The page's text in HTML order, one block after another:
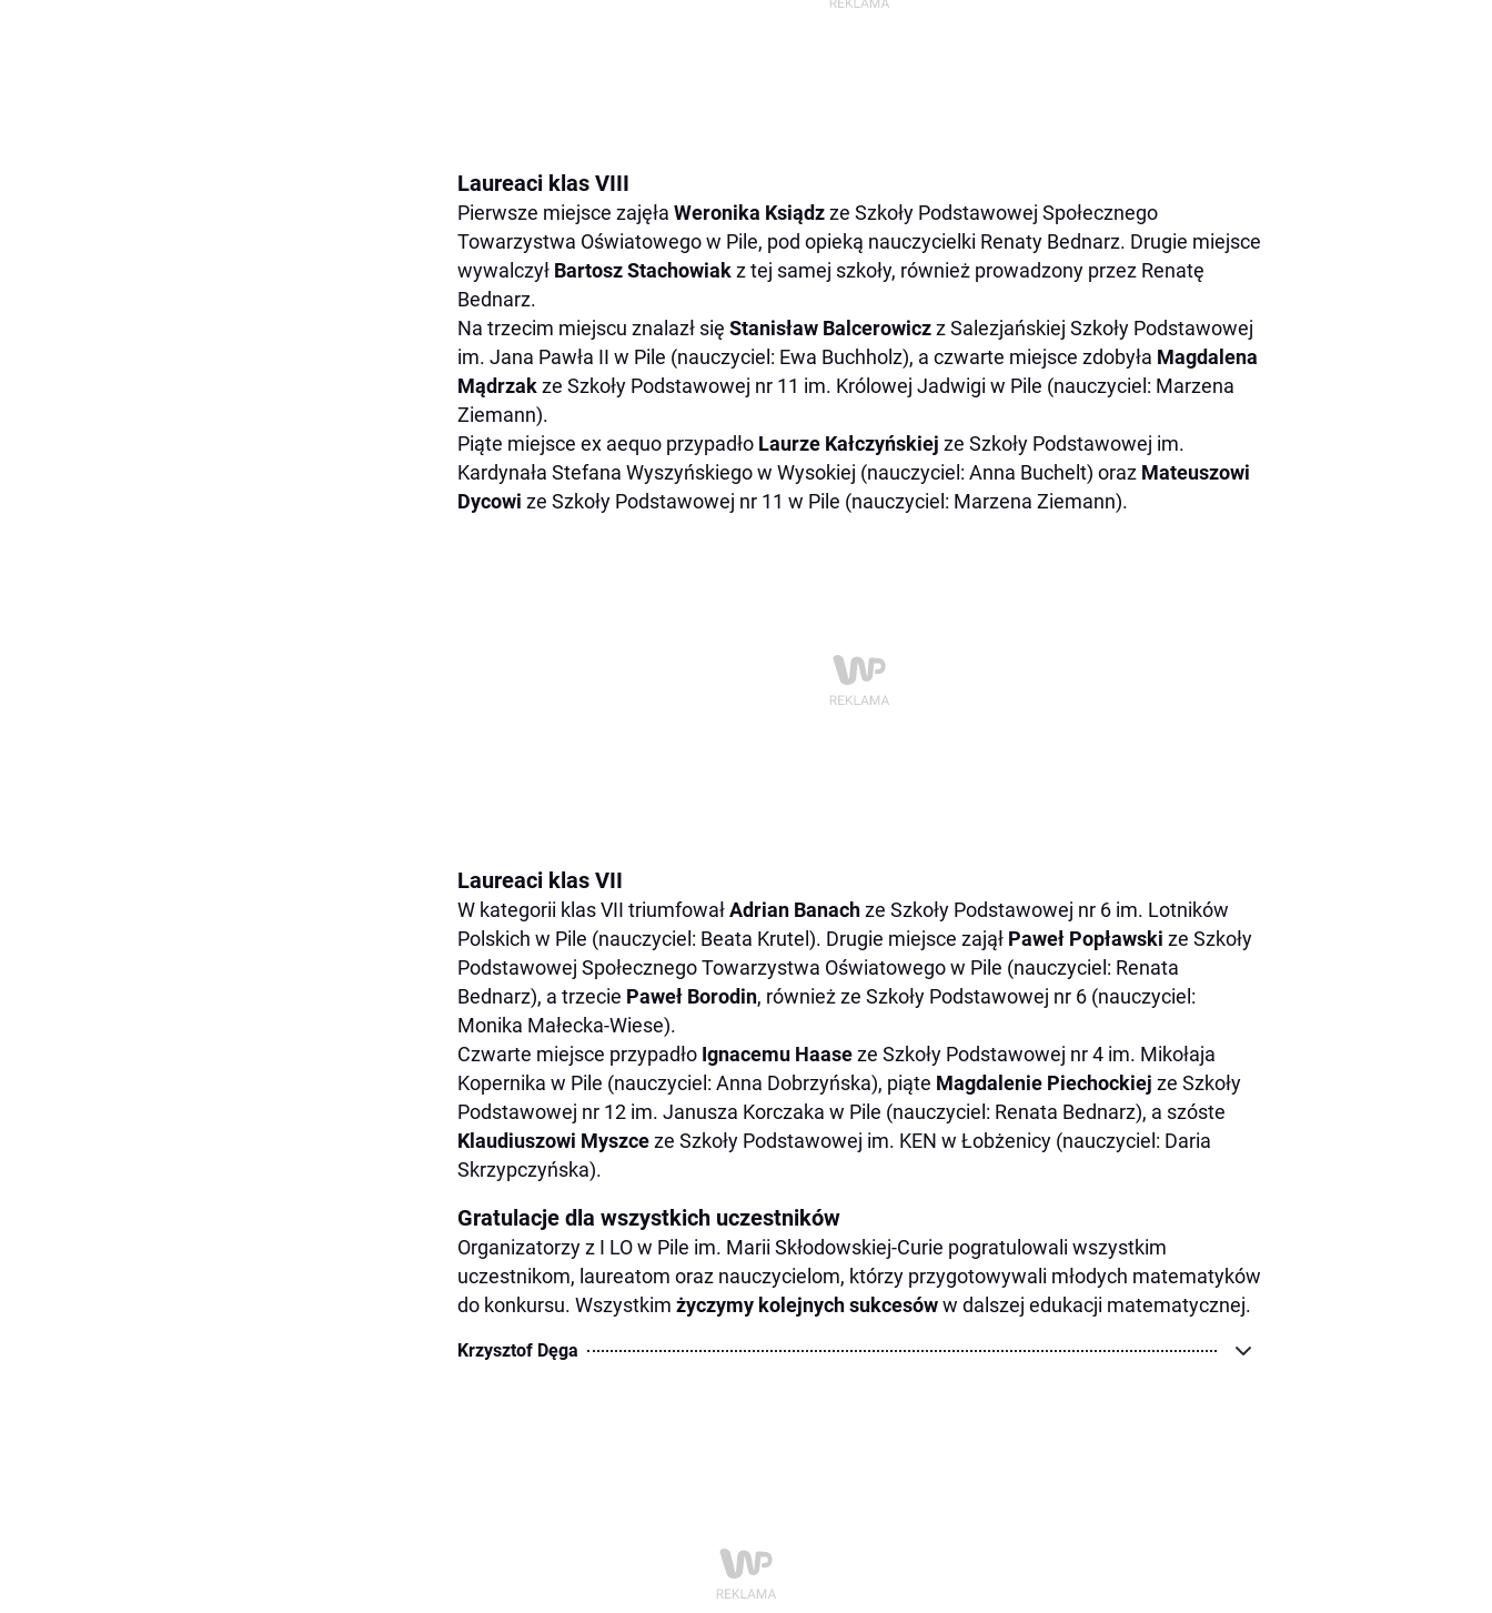
Laureaci klas VIII
Pierwsze miejsce zajęła Weronika Ksiądzze Szkoły Podstawowej Społecznego
Towarzystwa Oświatowego w Pile, pod opieką nauczycielki Renaty Bednarz. Drugie miejsce
wywalczył Bartosz Stachowiakz tej samej szkoły, również prowadzony przez Renatę
Bednarz.
Na trzecim miejscu znalazł się Stanisław Balcerowiczz Salezjańskiej Szkoły Podstawowej
im. Jana Pawła II w Pile (nauczyciel: Ewa Buchholz), a czwarte miejsce zdobyła Magdalena
Mądrzakze Szkoły Podstawowej nr 11 im. Królowej Jadwigi w Pile (nauczyciel: Marzena
Ziemann).
Piąte miejsce ex aequo przypadło Laurze Kałczyńskiej ze Szkoły Podstawowej im.
Kardynała Stefana Wyszyńskiego w Wysokiej (nauczyciel: Anna Buchelt) oraz Mateuszowi
Dycowi ze Szkoły Podstawowej nr 11 w Pile (nauczyciel: Marzena Ziemann).
Laureaci klas VII
W kategorii klas VII triumfowałAdrian Banachze Szkoły Podstawowej nr 6 im. Lotników
Polskich w Pile (nauczyciel: Beata Krutel). Drugie miejsce zajął Paweł Popławski ze Szkoły
Podstawowej Społecznego Towarzystwa Oświatowego w Pile (nauczyciel: Renata
Bednarz), a trzecie Paweł Borodin, również ze Szkoły Podstawowej nr 6 (nauczyciel:
Monika Małecka-Wiese).
Czwarte miejsce przypadło Ignacemu Haaseze Szkoły Podstawowej nr 4 im. Mikołaja
Kopernika w Pile (nauczyciel: Anna Dobrzyńska), piąte Magdalenie Piechockiej ze Szkoły
Podstawowej nr 12 im. Janusza Korczaka w Pile (nauczyciel: Renata Bednarz), a szóste
Klaudiuszowi Myszceze Szkoły Podstawowej im. KEN w Łobżenicy (nauczyciel: Daria
Skrzypczyńska).
Gratulacje dla wszystkich uczestników
Organizatorzy z I LO w Pile im. Marii Skłodowskiej-Curie pogratulowali wszystkim
uczestnikom, laureatom oraz nauczycielom, którzy przygotowywali młodych matematyków
do konkursu. Wszystkim życzymy kolejnych sukcesóww dalszej edukacji matematycznej.
Krzysztof Dęga